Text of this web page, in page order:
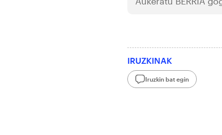
IRUZKINAK
Iruzkin bat egin